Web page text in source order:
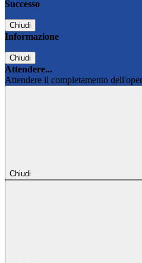
Successo
Chiudi
Informazione
Chiudi
Attendere...
Attendere il completamento
Chiudi